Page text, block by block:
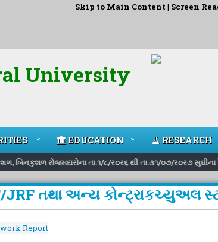
Skip to Main Content | Screen
University
EDUCATION RESEARCH
રોજમદારોના તા.૧/૮/ર૦ર૬ થી તા.૩૧/૦૭/ર૦ર૭ સુઘીના
JRF તથા અન્ય કોન્ટ્રાકચ્યુઅલ
Report